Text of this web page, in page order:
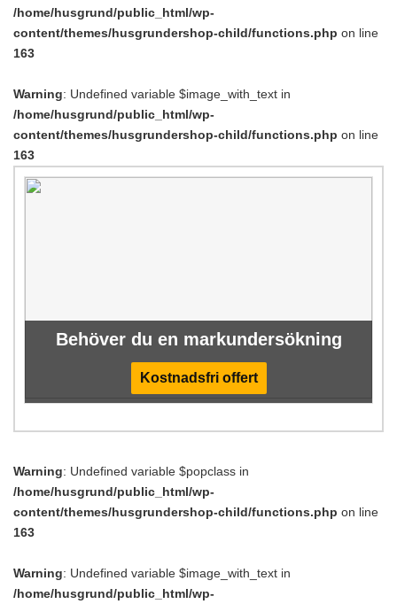
/home/husgrund/public_html/wp-
content/themes/husgrundershop-child/functions.php on line
163
Warning: Undefined variable $image_with_text in
/home/husgrund/public_html/wp-
content/themes/husgrundershop-child/functions.php on line
163
Behöver du en markundersökning
Kostnadsfri offert
Warning: Undefined variable $popclass in
/home/husgrund/public_html/wp-
content/themes/husgrundershop-child/functions.php on line
163
Warning: Undefined variable $image_with_text in
/home/husgrund/public_html/wp-